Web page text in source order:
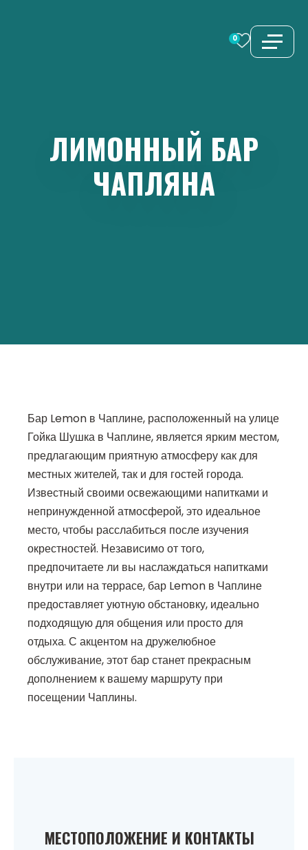
0
ЛИМОННЫЙ БАР
ЧАПЛЯНА
Бар Lemon в Чаплине, расположенный на улице
Гойка Шушка в Чаплине, является ярким местом,
предлагающим приятную атмосферу как для
местных жителей, так и для гостей города.
Известный своими освежающими напитками и
непринужденной атмосферой, это идеальное
место, чтобы расслабиться после изучения
окрестностей. Независимо от того,
предпочитаете ли вы наслаждаться напитками
внутри или на террасе, бар Lemon в Чаплине
предоставляет уютную обстановку, идеально
подходящую для общения или просто для
отдыха. С акцентом на дружелюбное
обслуживание, этот бар станет прекрасным
дополнением к вашему маршруту при
посещении Чаплины.
МЕСТОПОЛОЖЕНИЕ И КОНТАКТЫ